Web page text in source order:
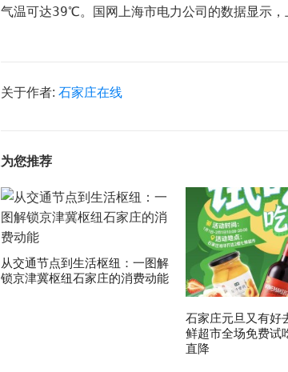
气温可达39℃。国网上海市电力公司的数据显示，
关于作者: 石家庄在线
为您推荐
从交通节点到生活枢纽：一图解
锁京津冀枢纽石家庄的消费动能
石家庄元旦又有好
鲜超市全场免费试
直降